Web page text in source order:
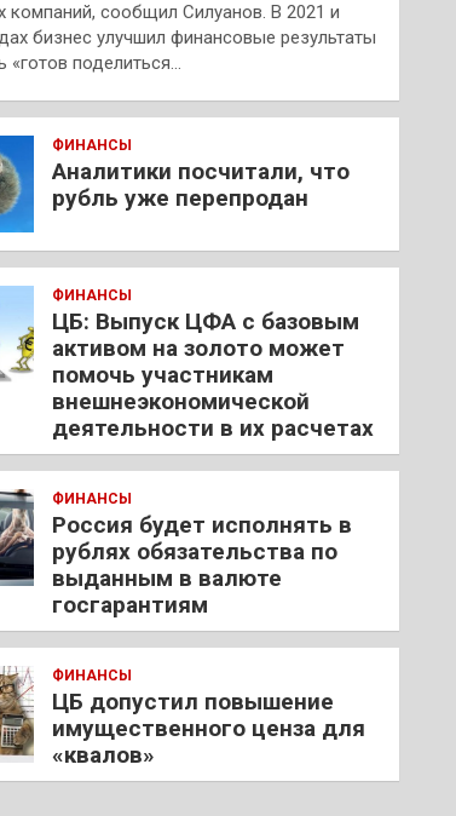
компаний, сообщил Силуанов. В 2021 и
бизнес улучшил финансовые результаты
«готов поделиться…
ФИНАНСЫ
Аналитики посчитали, что
рубль уже перепродан
ФИНАНСЫ
ЦБ: Выпуск ЦФА с базовым
активом на золото может
помочь участникам
внешнеэкономической
деятельности в их расчетах
ФИНАНСЫ
Россия будет исполнять в
рублях обязательства по
выданным в валюте
госгарантиям
ФИНАНСЫ
ЦБ допустил повышение
имущественного ценза для
«квалов»